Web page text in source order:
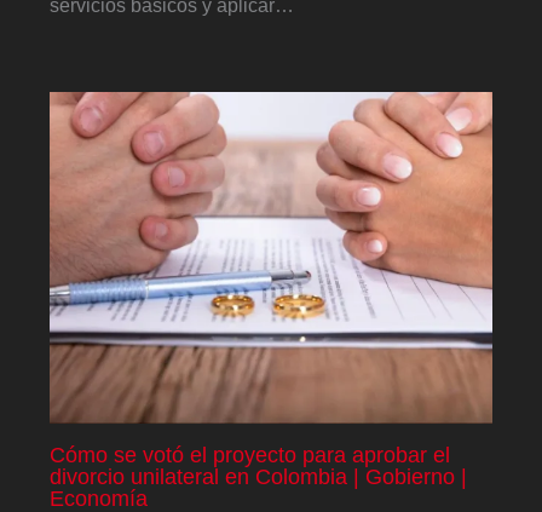
servicios básicos y aplicar…
Cómo se votó el proyecto para aprobar el
divorcio unilateral en Colombia | Gobierno |
Economía